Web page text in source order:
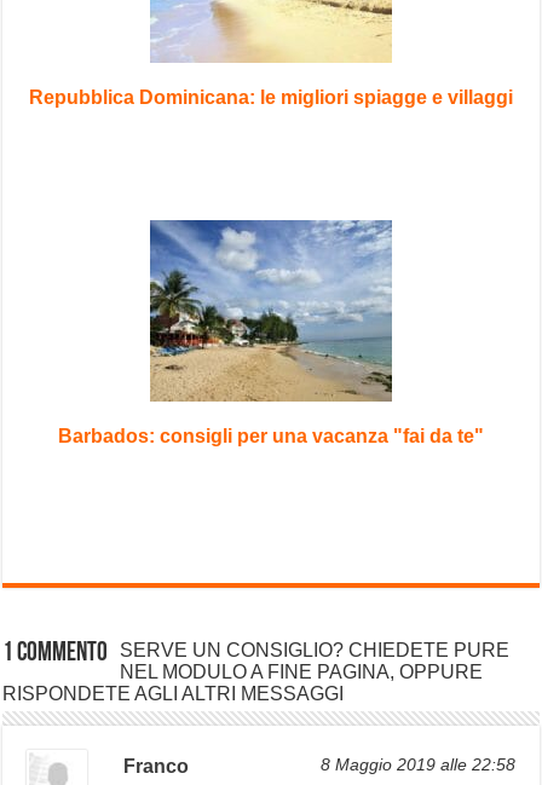
Repubblica Dominicana: le migliori spiagge e villaggi
Barbados: consigli per una vacanza "fai da te"
1 Commento
SERVE UN CONSIGLIO? CHIEDETE PURE
NEL MODULO A FINE PAGINA, OPPURE
RISPONDETE AGLI ALTRI MESSAGGI
Franco 8 Maggio 2019 alle 22:58